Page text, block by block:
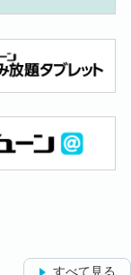
すべて見る